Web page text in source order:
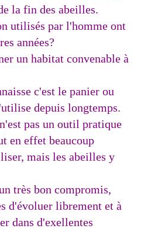
la fin des abeilles.
utilisés par l'homme ont
années?
un habitat convenable à
c'est le panier ou
depuis longtemps.
pas un outil pratique
en effet beaucoup
mais les abeilles y
très bon compromis,
d'évoluer librement et à
dans d'exellentes